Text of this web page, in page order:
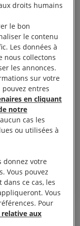
devoir
de
écoles
les
pas
de
Nigeria
à, d’une
droits humains
le bon
le contenu
Les données à
nous collectons
les annonces.
sur votre
pouvez entres
en cliquant
notre
cas les
ou utilisées à
donnez votre
Vous pouvez
ce cas, les
Vous
Pour
aux